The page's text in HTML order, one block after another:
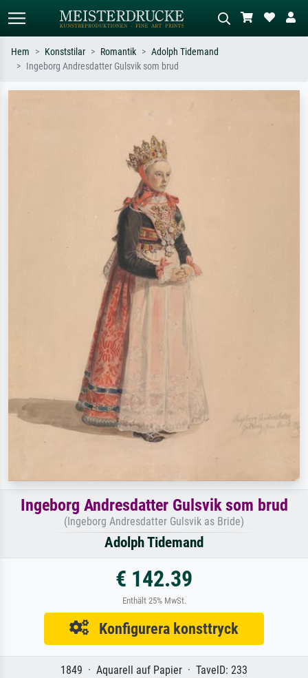
oljemålning, stående naken bredvid ett
Hem Konststilar Romantik
Adolph Tidemand
Ingeborg Andresdatter Gulsvik som brud
Ingeborg Andresdatter Gulsvik som brud
(Ingeborg Andresdatter Gulsvik as Bride)
Adolph Tidemand
€ 142.39
Enthält 25% MwSt.
Konfigurera konsttryck
1849 · Aquarell auf Papier · TavelD: 233